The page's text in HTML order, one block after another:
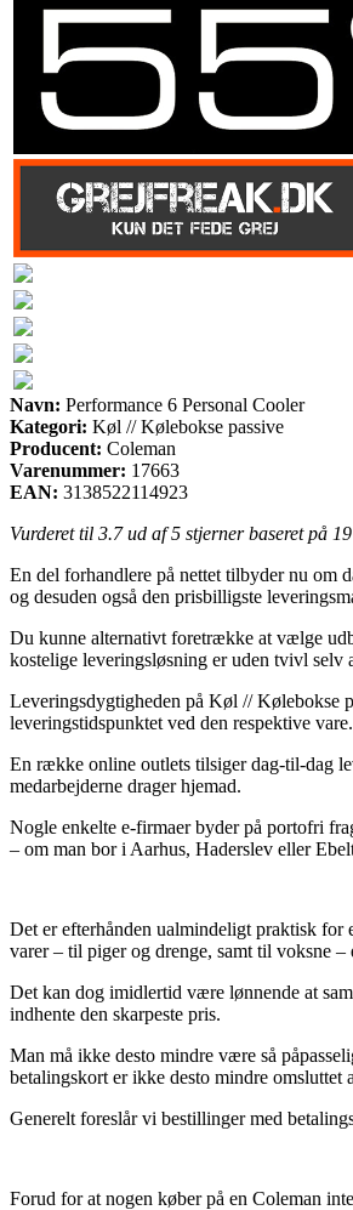
Navn: Performance 6 Personal Cooler
Kategori: Køl // Kølebokse passive
Producent: Coleman
Varenummer: 17663
EAN: 3138522114923
Vurderet til 3.7ud af 5 stjerner baseret på 19
En del forhandlere på nettet tilbyder nu om
og desuden også den prisbilligste
Du kunne alternativt foretrække at vælge
kostelige leveringsløsning er uden tvivl selv
Leveringsdygtigheden på Køl // Kølebokse
leveringstidspunktet ved den respektive vare.
En række online outlets tilsiger dag-til-dag
medarbejderne drager hjemad.
Nogle enkelte e-firmaer byder på portofri
– om man bor i Aarhus, Haderslev eller
Det er efterhånden ualmindeligt praktisk for
varer – til piger og drenge, samt til voksne
Det kan dog imidlertid være lønnende at
indhente den skarpeste pris.
Man må ikke desto mindre være så
betalingskort er ikke desto mindre
Generelt foreslår vi bestillinger med
Forud for at nogen køber på en Coleman